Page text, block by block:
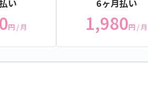
い
円 / 月
6ヶ月払い
1,980円 / 月